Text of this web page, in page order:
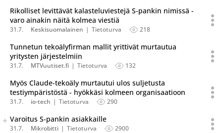
Rikolliset levittävät kalasteluviestejä S-pankin nimissä -
varo ainakin näitä kolmea viestiä
31.7. Keskisuomalainen Tietoturva 218
Tunnetun tekoälyfirman mallit yrittivät murtautua
yritysten järjestelmiin
31.7. MTVuutiset.fi Tietoturva 132
Myös Claude-tekoäly murtautui ulos suljetusta
testiympäristöstä - hyökkäsi kolmeen organisaatioon
31.7. io-tech Tietoturva 290
Seuraava uutinen on julkaistu useassa eri lähteessä.
Listaa uutisen kaikki versiot
Varoitus S-pankin asiakkaille
31.7. Mikrobitti Tietoturva 2900